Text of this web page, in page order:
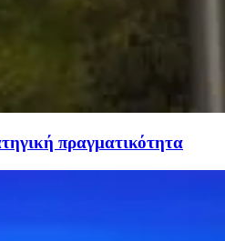
πραγματικότητα